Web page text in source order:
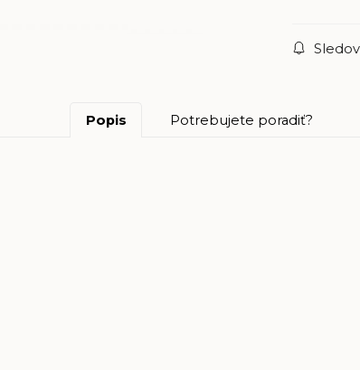
Popis Potrebujete poradiť?